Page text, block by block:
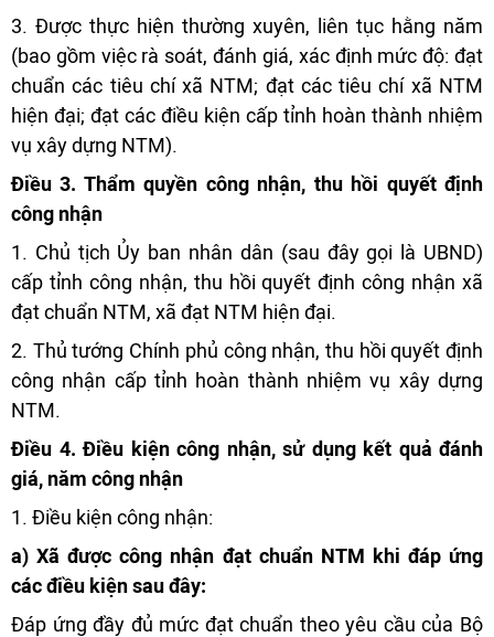
3. Được thực hiện thường xuyên, liên tục hằng năm
(bao gồm việc rà soát, đánh giá, xác định mức độ: đạt
chuẩn các tiêu chí xã NTM; đạt các tiêu chí xã NTM
hiện đại; đạt các điều kiện cấp tỉnh hoàn thành nhiệm
vụ xây dựng NTM).
Điều 3. Thẩm quyền công nhận, thu hồi quyết định
công nhận
1. Chủ tịch Ủy ban nhân dân (sau đây gọi là UBND)
cấp tỉnh công nhận, thu hồi quyết định công nhận xã
đạt chuẩn NTM, xã đạt NTM hiện đại.
2. Thủ tướng Chính phủ công nhận, thu hồi quyết định
công nhận cấp tỉnh hoàn thành nhiệm vụ xây dựng
NTM.
Điều 4. Điều kiện công nhận, sử dụng kết quả đánh
giá, năm công nhận
1. Điều kiện công nhận:
a) Xã được công nhận đạt chuẩn NTM khi đáp ứng
các điều kiện sau đây:
Đáp ứng đầy đủ mức đạt chuẩn theo yêu cầu của Bộ